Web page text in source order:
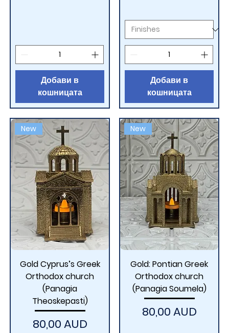
Добави в
кошницата
Добави в
кошницата
New
Gold Cyprus’s Greek
Orthodox church
(Panagia
Theoskepasti)
Цена
80,00 AUD
New
Gold: Pontian Greek
Orthodox church
(Panagia Soumela)
Цена
80,00 AUD